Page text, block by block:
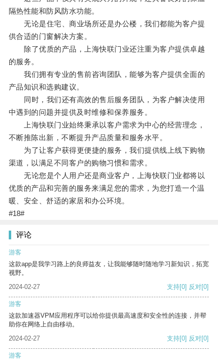
隔热性能和防风防水功能。
无论是住宅、商业场所还是办公楼，我们都能为客户提
供合适的门窗解决方案。
除了优质的产品，上海快联门业还注重为客户提供卓越
的服务。
我们拥有专业的售前咨询团队，能够为客户提供全面的
产品知识和选购建议。
同时，我们还有高效的售后服务团队，为客户解决使用
中遇到的问题并提供及时维修和保养服务。
上海快联门业始终秉承以客户需求为中心的经营理念，
不断推陈出新，不断提升产品质量和服务水平。
为了让客户获得更便捷的服务，我们提供线上线下购物
渠道，以满足不同客户的购物习惯和需求。
无论您是个人用户还是商业客户，上海快联门业都将以
优质的产品和完善的服务来满足您的需求，为您打造一个温
暖、安全、舒适的家居和办公环境。
#18#
评论
游客
这款app是我学习路上的良师益友，让我能够随时随地学习新知识，拓宽
视野。
2024-02-27
支持[0] 反对[0]
游客
这款加速器VPM应用程序可以给你提供最高速度和安全性的连接，并帮
助你在网络上自由移动。
2024-02-27
支持[0] 反对[0]
游客